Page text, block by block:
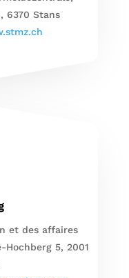
6370 Stans
et des affaires
Hochberg 5, 2001